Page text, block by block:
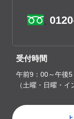
受付時間
午前9：00～午後
（土曜・日曜・